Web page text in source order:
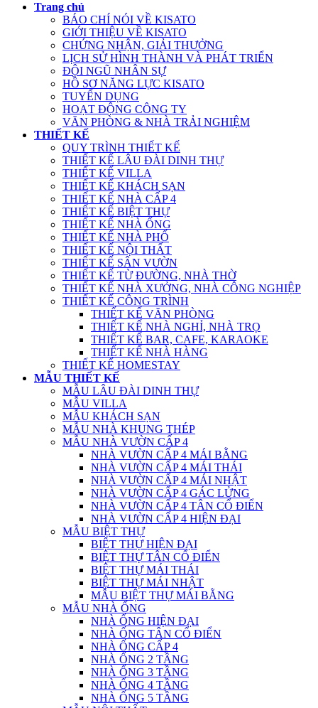
Trang chủ
BÁO CHÍ NÓI VỀ KISATO
GIỚI THIỆU VỀ KISATO
CHỨNG NHẬN, GIẢI THƯỞNG
LỊCH SỬ HÌNH THÀNH VÀ PHÁT TRIỂN
ĐỘI NGŨ NHÂN SỰ
HỒ SƠ NĂNG LỰC KISATO
TUYỂN DỤNG
HOẠT ĐỘNG CÔNG TY
VĂN PHÒNG & NHÀ TRẢI NGHIỆM
THIẾT KẾ
QUY TRÌNH THIẾT KẾ
THIẾT KẾ LÂU ĐÀI DINH THỰ
THIẾT KẾ VILLA
THIẾT KẾ KHÁCH SẠN
THIẾT KẾ NHÀ CẤP 4
THIẾT KẾ BIỆT THỰ
THIẾT KẾ NHÀ ỐNG
THIẾT KẾ NHÀ PHỐ
THIẾT KẾ NỘI THẤT
THIẾT KẾ SÂN VƯỜN
THIẾT KẾ TỪ ĐƯỜNG, NHÀ THỜ
THIẾT KẾ NHÀ XƯỞNG, NHÀ CÔNG NGHIỆP
THIẾT KẾ CÔNG TRÌNH
THIẾT KẾ VĂN PHÒNG
THIẾT KẾ NHÀ NGHỈ, NHÀ TRỌ
THIẾT KẾ BAR, CAFE, KARAOKE
THIẾT KẾ NHÀ HÀNG
THIẾT KẾ HOMESTAY
MẪU THIẾT KẾ
MẪU LÂU ĐÀI DINH THỰ
MẪU VILLA
MẪU KHÁCH SẠN
MẪU NHÀ KHUNG THÉP
MẪU NHÀ VƯỜN CẤP 4
NHÀ VƯỜN CẤP 4 MÁI BẰNG
NHÀ VƯỜN CẤP 4 MÁI THÁI
NHÀ VƯỜN CẤP 4 MÁI NHẬT
NHÀ VƯỜN CẤP 4 GÁC LỬNG
NHÀ VƯỜN CẤP 4 TÂN CỔ ĐIỂN
NHÀ VƯỜN CẤP 4 HIỆN ĐẠI
MẪU BIỆT THỰ
BIỆT THỰ HIỆN ĐẠI
BIỆT THỰ TÂN CỔ ĐIỂN
BIỆT THỰ MÁI THÁI
BIỆT THỰ MÁI NHẬT
MẪU BIỆT THỰ MÁI BẰNG
MẪU NHÀ ỐNG
NHÀ ỐNG HIỆN ĐẠI
NHÀ ỐNG TÂN CỔ ĐIỂN
NHÀ ỐNG CẤP 4
NHÀ ỐNG 2 TẦNG
NHÀ ỐNG 3 TẦNG
NHÀ ỐNG 4 TẦNG
NHÀ ỐNG 5 TẦNG